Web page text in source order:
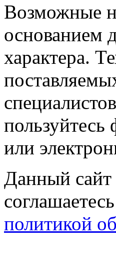
Возможные
основанием
характера.
или
Данный сайт
политикой